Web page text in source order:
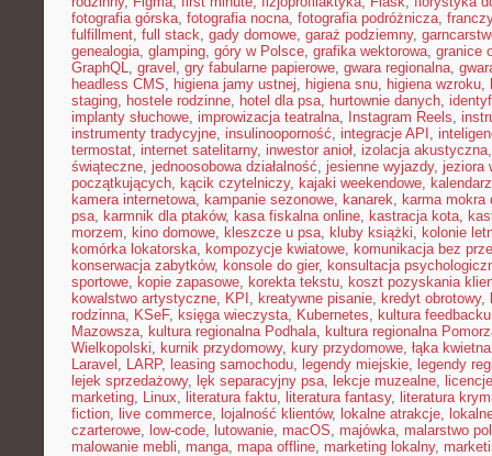
fotografia górska, fotografia nocna, fotografia podróżnicza,
fulfillment, full stack, gady domowe, garaż podziemny,
genealogia, glamping, góry w Polsce, grafika wektorowa, granice
GraphQL, gravel , gry fabularne papierowe, gwara regionalna,
headless CMS, higiena jamy ustnej, higiena snu, higiena wzroku,
staging, hostele rodzinne, hotel dla psa, hurtownie danych,
implanty słuchowe, improwizacja teatralna, Instagram Reels,
instrumenty tradycyjne, insulinooporność, integracje API ,
termostat, internet satelitarny, inwestor anioł, izolacja akustyczna
świąteczne, jednoosobowa działalność, jesienne wyjazdy, jeziora
początkujących, kącik czytelniczy, kajaki weekendowe,
kamera internetowa, kampanie sezonowe, kanarek, karma mokra
psa, karmnik dla ptaków, kasa fiskalna online, kastracja kota,
morzem, kino domowe, kleszcze u psa, kluby książki, kolonie
komórka lokatorska, kompozycje kwiatowe, komunikacja bez
konserwacja zabytków, konsole do gier, konsultacja
sportowe, kopie zapasowe, korekta tekstu, koszt pozyskania
kowalstwo artystyczne, KPI , kreatywne pisanie, kredyt obrotowy,
rodzinna, KSeF, księga wieczysta, Kubernetes, kultura feedbacku
Mazowsza, kultura regionalna Podhala, kultura regionalna
Wielkopolski, kurnik przydomowy, kury przydomowe, łąka kwietna
Laravel , LARP, leasing samochodu, legendy miejskie, legendy
lejek sprzedażowy, lęk separacyjny psa, lekcje muzealne, licencje
marketing, Linux, literatura faktu, literatura fantasy, literatura
fiction, live commerce, lojalność klientów, lokalne atrakcje,
czarterowe, low-code, lutowanie, macOS, majówka, malarstwo
malowanie mebli, manga, mapa offline, marketing lokalny,